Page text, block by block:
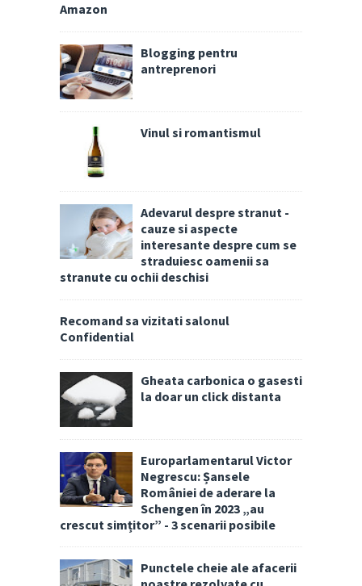
Amazon
Blogging pentru
antreprenori
Vinul si romantismul
Adevarul despre stranut -
cauze si aspecte
interesante despre cum se
straduiesc oamenii sa
stranute cu ochii deschisi
Recomand sa vizitati salonul
Confidential
Gheata carbonica o gasesti
la doar un click distanta
Europarlamentarul Victor
Negrescu: Șansele
României de aderare la
Schengen în 2023 „au
crescut simțitor” - 3 scenarii posibile
Punctele cheie ale afacerii